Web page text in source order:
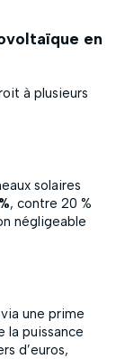
en
à plusieurs
solaires
, contre 20 %
négligeable
via une prime
la puissance
d’euros,